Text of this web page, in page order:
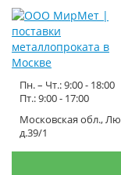
Московская обл.,
д.39/1
Пн. – Чт.: 9:00 - 18:00
Пт.: 9:00 - 17:00
Лист